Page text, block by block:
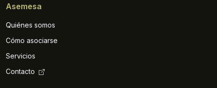
Asemesa
Quiénes somos
Cómo asociarse
Servicios
Contacto